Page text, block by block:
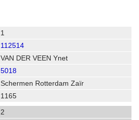
1
112514
VAN DER VEEN Ynet
5018
Schermen Rotterdam Zaïr
1165
2